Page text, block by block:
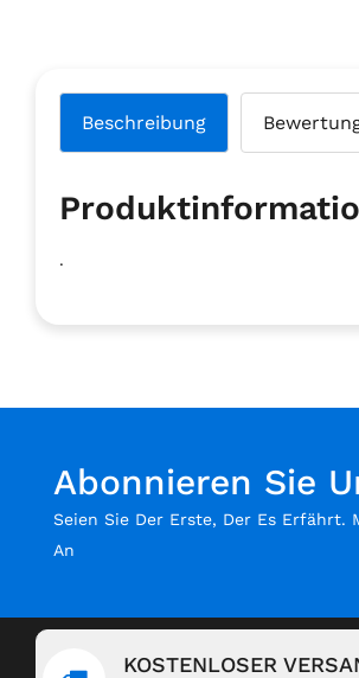
Beschreibung
.
Abonnieren Sie
Seien Sie Der Erste, Der Es Erfährt.
An
KOSTENLOSER